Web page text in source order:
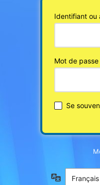
Identifiant ou
Mot de passe
Se
Langue